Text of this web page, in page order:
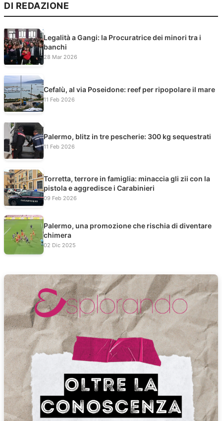
DI REDAZIONE
Legalità a Gangi: la Procuratrice dei minori tra i
banchi
28 Mar 2026
Cefalù, al via Poseidone: reef per ripopolare il mare
11 Feb 2026
Palermo, blitz in tre pescherie: 300 kg sequestrati
11 Feb 2026
Torretta, terrore in famiglia: minaccia gli zii con la
pistola e aggredisce i Carabinieri
09 Feb 2026
Palermo, una promozione che rischia di diventare
chimera
02 Dic 2025